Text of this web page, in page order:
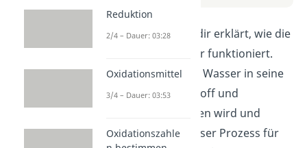
In diesem Video wird dir erklärt, wie die
Elektrolyse von Wasser funktioniert.
Dabei erfährst du, wie Wasser in seine
Bestandteile Wasserstoff und
Sauerstoff aufgespalten wird und
welche Bedeutung dieser Prozess für
Reduktion
2/4 – Dauer: 03:28
Oxidationsmittel
3/4 – Dauer: 03:53
Oxidationszahle